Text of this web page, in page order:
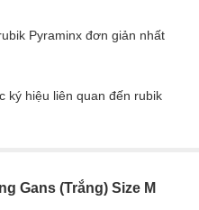
Pyraminx đơn giản nhất
ký hiệu liên quan đến rubik
Gans (Trắng) Size M